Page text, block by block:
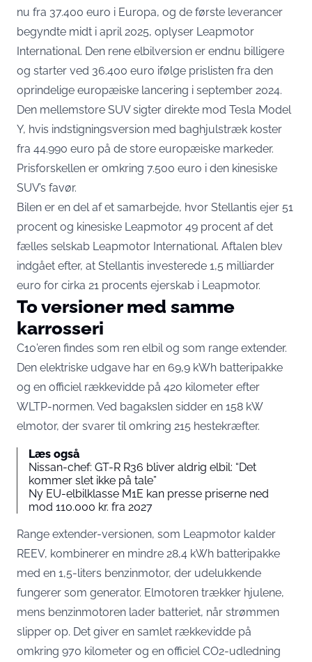
nu fra 37.400 euro i Europa, og de første leverancer
begyndte midt i april 2025, oplyser Leapmotor
International. Den rene elbilversion er endnu billigere
og starter ved 36.400 euro ifølge prislisten fra den
oprindelige europæiske lancering i september 2024.
Den mellemstore SUV sigter direkte mod Tesla Model
Y, hvis indstigningsversion med baghjulstræk koster
fra 44.990 euro på de store europæiske markeder.
Prisforskellen er omkring 7.500 euro i den kinesiske
SUV’s favør.
Bilen er en del af et samarbejde, hvor Stellantis ejer 51
procent og kinesiske Leapmotor 49 procent af det
fælles selskab Leapmotor International. Aftalen blev
indgået efter, at Stellantis investerede 1,5 milliarder
euro for cirka 21 procents ejerskab i Leapmotor.
To versioner med samme
karrosseri
C10’eren findes som ren elbil og som range extender.
Den elektriske udgave har en 69,9 kWh batteripakke
og en officiel rækkevidde på 420 kilometer efter
WLTP-normen. Ved bagakslen sidder en 158 kW
elmotor, der svarer til omkring 215 hestekræfter.
Læs også
Nissan-chef: GT-R R36 bliver aldrig elbil: “Det
kommer slet ikke på tale”
Ny EU-elbilklasse M1E kan presse priserne ned
mod 110.000 kr. fra 2027
Range extender-versionen, som Leapmotor kalder
REEV, kombinerer en mindre 28,4 kWh batteripakke
med en 1,5-liters benzinmotor, der udelukkende
fungerer som generator. Elmotoren trækker hjulene,
mens benzinmotoren lader batteriet, når strømmen
slipper op. Det giver en samlet rækkevidde på
omkring 970 kilometer og en officiel CO2-udledning